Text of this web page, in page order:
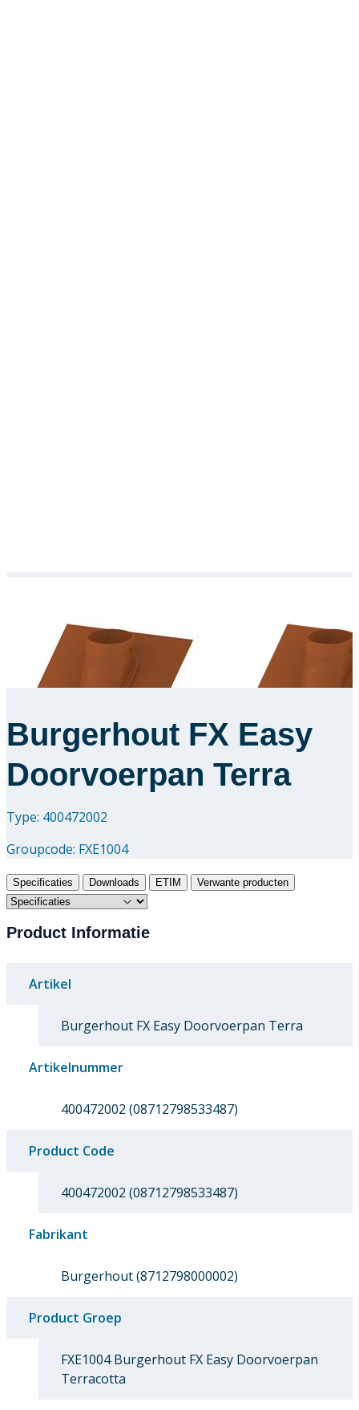
Burgerhout FX Easy
Doorvoerpan Terra
Type: 400472002
Groupcode: FXE1004
Specificaties Downloads ETIM Verwante producten
Product Informatie
Artikel
Burgerhout FX Easy Doorvoerpan Terra
Artikelnummer
400472002 (08712798533487)
Product Code
400472002 (08712798533487)
Fabrikant
Burgerhout (8712798000002)
Product Groep
FXE1004 Burgerhout FX Easy Doorvoerpan
Terracotta